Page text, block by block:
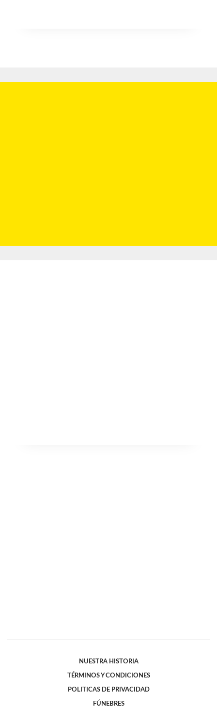
NUESTRA HISTORIA
TÉRMINOS Y CONDICIONES
POLITICAS DE PRIVACIDAD
FÚNEBRES